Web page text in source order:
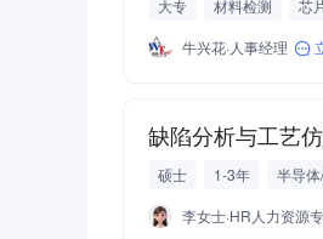
大专 材料检测
芯
牛兴花·人事经理
缺陷分析与工艺
硕士 1-3年
半导
李女士·HR人力资源